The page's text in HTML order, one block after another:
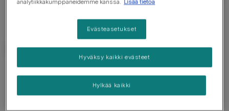
Tarve tietää
analytiikkakumppaneidemme kanssa. Lisää tietoa
Evästeasetukset
Hylkää kaikki
Hyväksy kaikki evästeet